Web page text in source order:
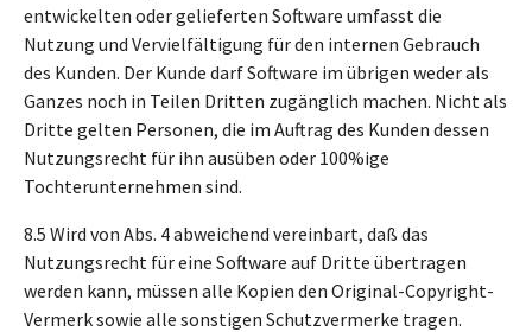
entwickelten oder gelieferten Software umfasst die
Nutzung und Vervielfältigung für den internen Gebrauch
des Kunden. Der Kunde darf Software im übrigen weder als
Ganzes noch in Teilen Dritten zugänglich machen. Nicht als
Dritte gelten Personen, die im Auftrag des Kunden dessen
Nutzungsrecht für ihn ausüben oder 100%ige
Tochterunternehmen sind.
8.5 Wird von Abs. 4 abweichend vereinbart, daß das
Nutzungsrecht für eine Software auf Dritte übertragen
werden kann, müssen alle Kopien den Original-Copyright-
Vermerk sowie alle sonstigen Schutzvermerke tragen.